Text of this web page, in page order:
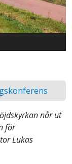
når ut
för
Lukas